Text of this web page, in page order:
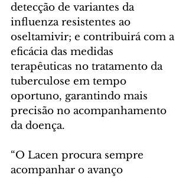
detecção de variantes da
influenza resistentes ao
oseltamivir; e contribuirá com a
eficácia das medidas
terapêuticas no tratamento da
tuberculose em tempo
oportuno, garantindo mais
precisão no acompanhamento
da doença.
“O Lacen procura sempre
acompanhar o avanço